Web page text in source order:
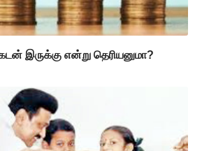
இருக்கு என்று தெரியனுமா?